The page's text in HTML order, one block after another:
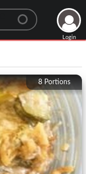
Login
8 Portions